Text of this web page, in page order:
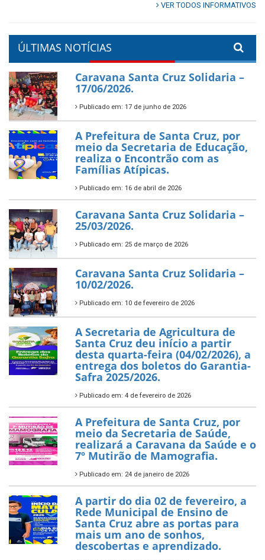
VER TODOS INFORMATIVOS
ÚLTIMAS NOTÍCIAS
Caravana Santa Cruz Solidaria –
17/06/2026.
Publicado em: 17 de junho de 2026
A Prefeitura de Santa Cruz, por
meio da Secretaria de Educação,
realiza o Encontrão com as
Famílias Atípicas.
Publicado em: 16 de abril de 2026
Caravana Santa Cruz Solidaria –
25/03/2026.
Publicado em: 25 de março de 2026
Caravana Santa Cruz Solidaria –
10/02/2026.
Publicado em: 10 de fevereiro de 2026
A Secretaria de Agricultura de
Santa Cruz deu início a partir
desta quarta-feira (04/02/2026), a
entrega dos boletos do Garantia-
Safra 2025/2026.
Publicado em: 4 de fevereiro de 2026
A Prefeitura de Santa Cruz, por
meio da Secretaria de Saúde,
realizará a Caravana da Saúde e o
7º Mutirão de Mamografia.
Publicado em: 24 de janeiro de 2026
A partir do dia 02 de fevereiro, a
Rede Municipal de Ensino de
Santa Cruz abre as portas para
mais um ano de sonhos,
descobertas e aprendizado.